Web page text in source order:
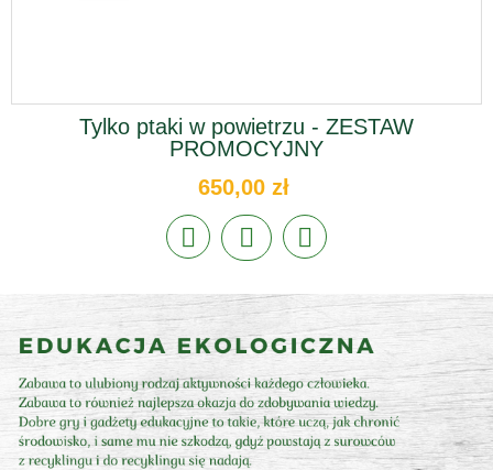
Tylko ptaki w powietrzu - ZESTAW
PROMOCYJNY
650,00 zł